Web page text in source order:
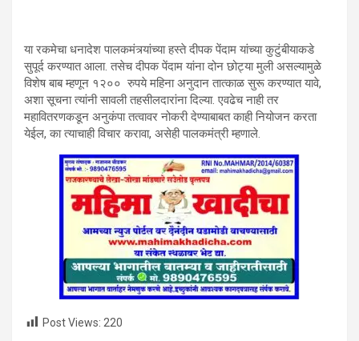
या रकमेचा धनादेश पालकमंत्र्यांच्या हस्ते दीपक पेंदाम यांच्या कुटुंबीयाकडे
सुपूर्द करण्यात आला. तसेच दीपक पेंदाम यांना दोन छोट्या मुली असल्यामुळे
विशेष बाब म्हणून १२०० रुपये महिना अनुदान तात्काळ सुरू करण्यात यावे,
अशा सूचना त्यांनी सावली तहसीलदारांना दिल्या. एवढेच नाही तर
महावितरणकडून अनुकंपा तत्वावर नोकरी देण्याबाबत काही नियोजन करता
येईल, का त्याचाही विचार करावा, असेही पालकमंत्री म्हणाले.
Post Views: 220